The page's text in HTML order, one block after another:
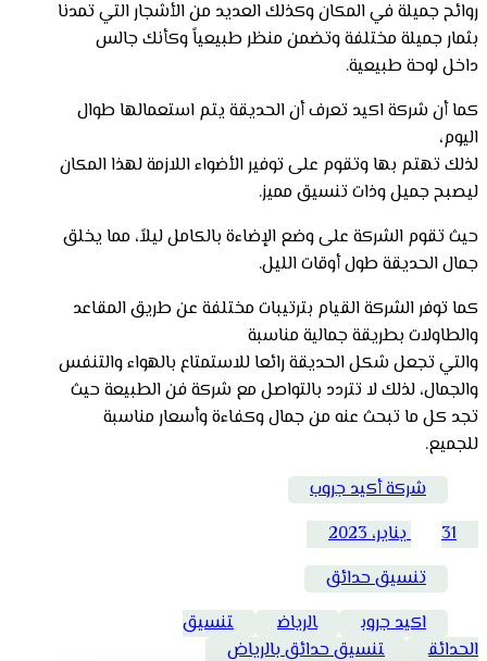
روائح جميلة في المكان وكذلك العديد من الأشجار التي تمدنا
بثمار جميلة مختلفة وتضمن منظر طبيعياً وكأنك جالس
داخل لوحة طبيعية.
كما أن شركة اكيد تعرف أن الحديقة يتم استعمالها طوال
اليوم،
لذلك تهتم بها وتقوم على توفير الأضواء اللازمة لهذا المكان
ليصبح جميل وذات تنسيق مميز.
حيث تقوم الشركة على وضع الإضاءة بالكامل ليلاً، مما يخلق
جمال الحديقة طول أوقات الليل.
كما توفر الشركة القيام بترتيبات مختلفة عن طريق المقاعد
والطاولات بطريقة جمالية مناسبة
والتي تجعل شكل الحديقة رائعا للاستمتاع بالهواء والتنفس
والجمال، لذلك لا تتردد بالتواصل مع شركة فن الطبيعة حيث
تجد كل ما تبحث عنه من جمال وكفاءة وأسعار مناسبة
للجميع.
شركة أكيد جروب
31 يناير، 2023
تنسيق حدائق
اكيد جروب
الرياض
تنسيق
الحدائق
تنسيق حدائق بالرياض